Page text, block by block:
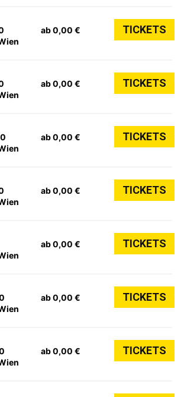
ab 0,00 € TICKETS
ab 0,00 € TICKETS
ab 0,00 € TICKETS
ab 0,00 € TICKETS
ab 0,00 € TICKETS
ab 0,00 € TICKETS
ab 0,00 € TICKETS